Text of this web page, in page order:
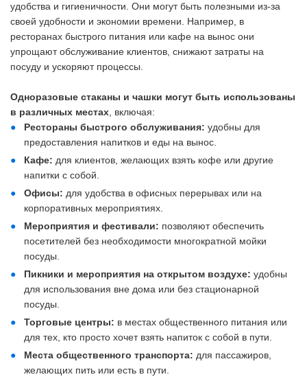
удобства и гигиеничности. Они могут быть полезными из-за
своей удобности и экономии времени. Например, в
ресторанах быстрого питания или кафе на вынос они
упрощают обслуживание клиентов, снижают затраты на
посуду и ускоряют процессы.
Одноразовые стаканы и чашки могут быть использованы
в различных местах , включая:
Рестораны быстрого обслуживания: удобны для
предоставления напитков и еды на вынос.
Кафе: для клиентов, желающих взять кофе или другие
напитки с собой.
Офисы: для удобства в офисных перерывах или на
корпоративных мероприятиях.
Мероприятия и фестивали: позволяют обеспечить
посетителей без необходимости многократной мойки
посуды.
Пикники и мероприятия на открытом воздухе: удобны
для использования вне дома или без стационарной
посуды.
Торговые центры: в местах общественного питания или
для тех, кто просто хочет взять напиток с собой в пути.
Места общественного транспорта: для пассажиров,
желающих пить или есть в пути.